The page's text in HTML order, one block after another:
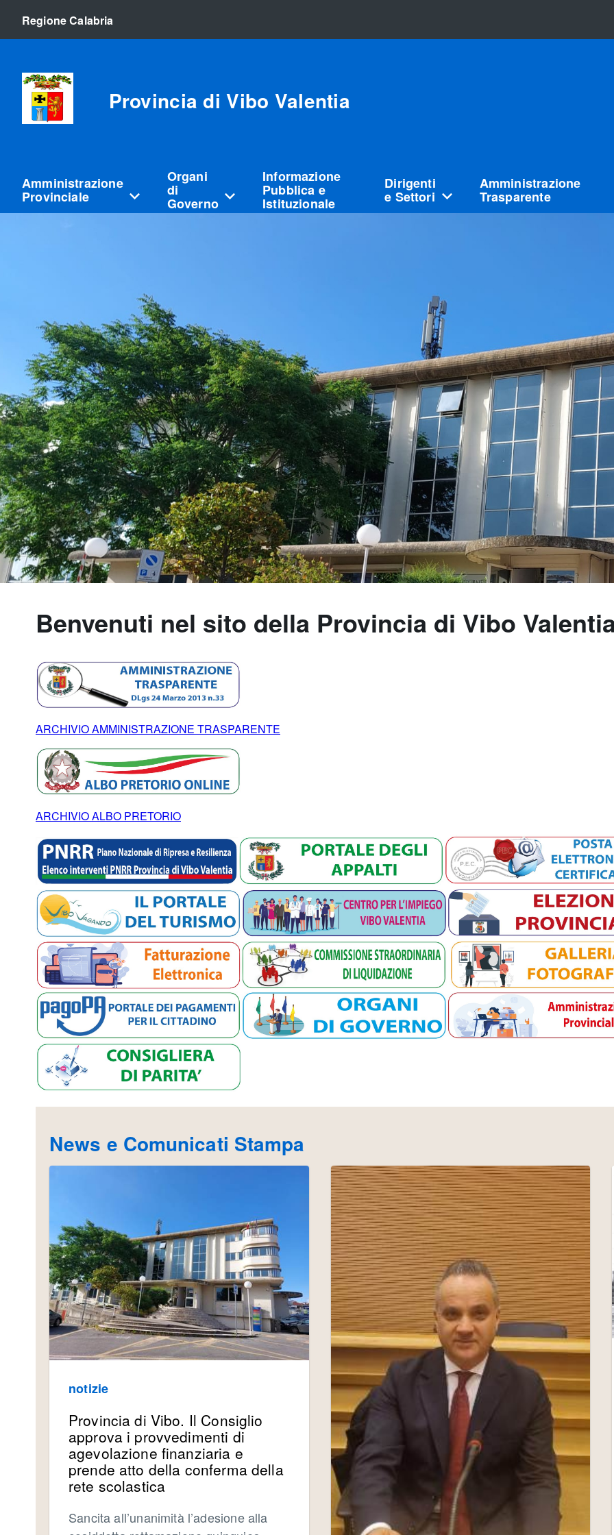
Regione Calabria
Provincia di Vibo Valentia
Amministrazione
Provinciale
Organi
di
Governo
Informazione
Pubblica e
Istituzionale
Dirigenti
e Settori
Amministrazione
Trasparente
Benvenuti nel sito della Provincia di Vibo
ARCHIVIO AMMINISTRAZIONE TRASPARENTE
ARCHIVIO ALBO PRETORIO
News e Comunicati Stampa
notizie
Provincia di Vibo. Il Consiglio
approva i provvedimenti di
agevolazione finanziaria e
prende atto della conferma della
rete scolastica
Sancita all’unanimità l’adesione alla